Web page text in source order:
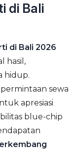
di Bali
di Bali 2026
hasil,
hidup.
sewa
apresiasi
blue-chip